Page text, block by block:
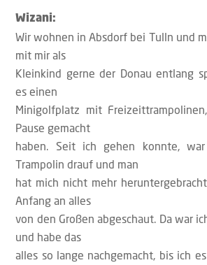
Wizani:
Wir wohnen in Absdorf bei Tulln und
mit mir als
Kleinkind gerne der Donau entlang
es einen
Minigolfplatz mit
Pause gemacht
haben. Seit ich gehen konnte,
Trampolin drauf und man
hat mich nicht mehr
Anfang an alles
von den Großen abgeschaut. Da war
und habe das
alles so lange nachgemacht, bis ich